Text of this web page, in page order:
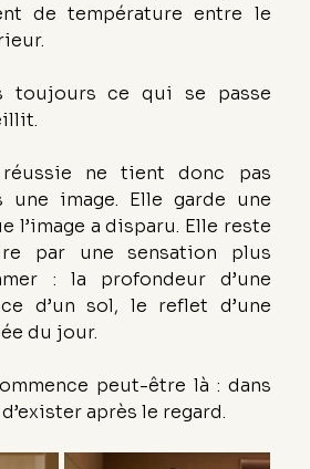
de température entre le
toujours ce qui se passe
ne tient donc pas
une image. Elle garde une
l’image a disparu. Elle reste
par une sensation plus
: la profondeur d’une
d’un sol, le reflet d’une
du jour.
peut-être là : dans
après le regard.